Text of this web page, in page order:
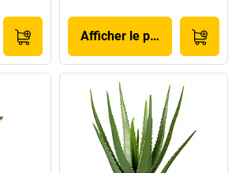
Afficher le produit